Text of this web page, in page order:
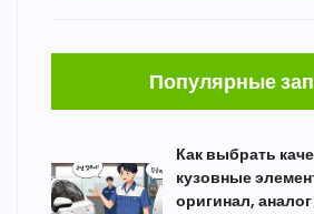
Популярные
Как выбрать
кузовные
оригинал,